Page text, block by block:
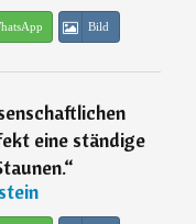
Bild
eine ständige
“